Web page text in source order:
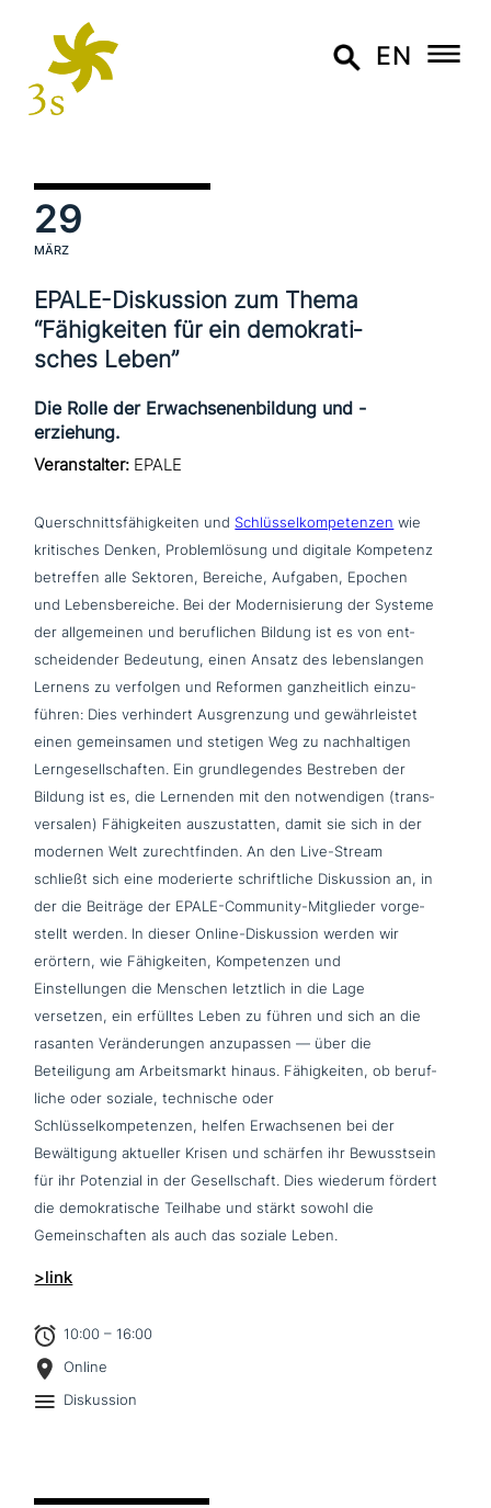
EN
29
MÄRZ
EPALE-Diskussion zum Thema
“Fähigkeiten für ein demo­kra­ti­
sches Leben”
Die Rolle der Erwachsenenbildung und -
erziehung.
Veranstalter: EPALE
Querschnittsfähigkeiten und Schlüsselkompetenzen wie
kri­ti­sches Denken, Problemlösung und digitale Kompetenz
betreffen alle Sektoren, Bereiche, Aufgaben, Epochen
und Lebensbereiche. Bei der Modernisierung der Systeme
der all­ge­mei­nen und beruf­li­chen Bildung ist es von ent­
schei­den­der Bedeutung, einen Ansatz des lebens­lan­gen
Lernens zu verfolgen und Reformen ganz­heit­lich ein­zu­
füh­ren: Dies ver­hin­dert Ausgrenzung und gewähr­lei­stet
einen gemein­sa­men und stetigen Weg zu nach­hal­ti­gen
Lerngesellschaften. Ein grund­le­gen­des Bestreben der
Bildung ist es, die Lernenden mit den not­wen­di­gen (trans­
ver­sa­len) Fähigkeiten aus­zu­stat­ten, damit sie sich in der
modernen Welt zurecht­fin­den. An den Live-Stream
schließt sich eine mode­rier­te schrift­li­che Diskussion an, in
der die Beiträge der EPALE-Community-Mitglieder vor­ge­
stellt werden. In dieser Online-Diskussion werden wir
erörtern, wie Fähigkeiten, Kompetenzen und
Einstellungen die Menschen letztlich in die Lage
versetzen, ein erfülltes Leben zu führen und sich an die
rasanten Veränderungen anzu­pas­sen — über die
Beteiligung am Arbeitsmarkt hinaus. Fähigkeiten, ob beruf­
li­che oder soziale, tech­ni­sche oder
Schlüsselkompetenzen, helfen Erwachsenen bei der
Bewältigung aktueller Krisen und schärfen ihr Bewusstsein
für ihr Potenzial in der Gesellschaft. Dies wiederum fördert
die demo­kra­ti­sche Teilhabe und stärkt sowohl die
Gemeinschaften als auch das soziale Leben.
>link
10:00 – 16:00
Online
Diskussion